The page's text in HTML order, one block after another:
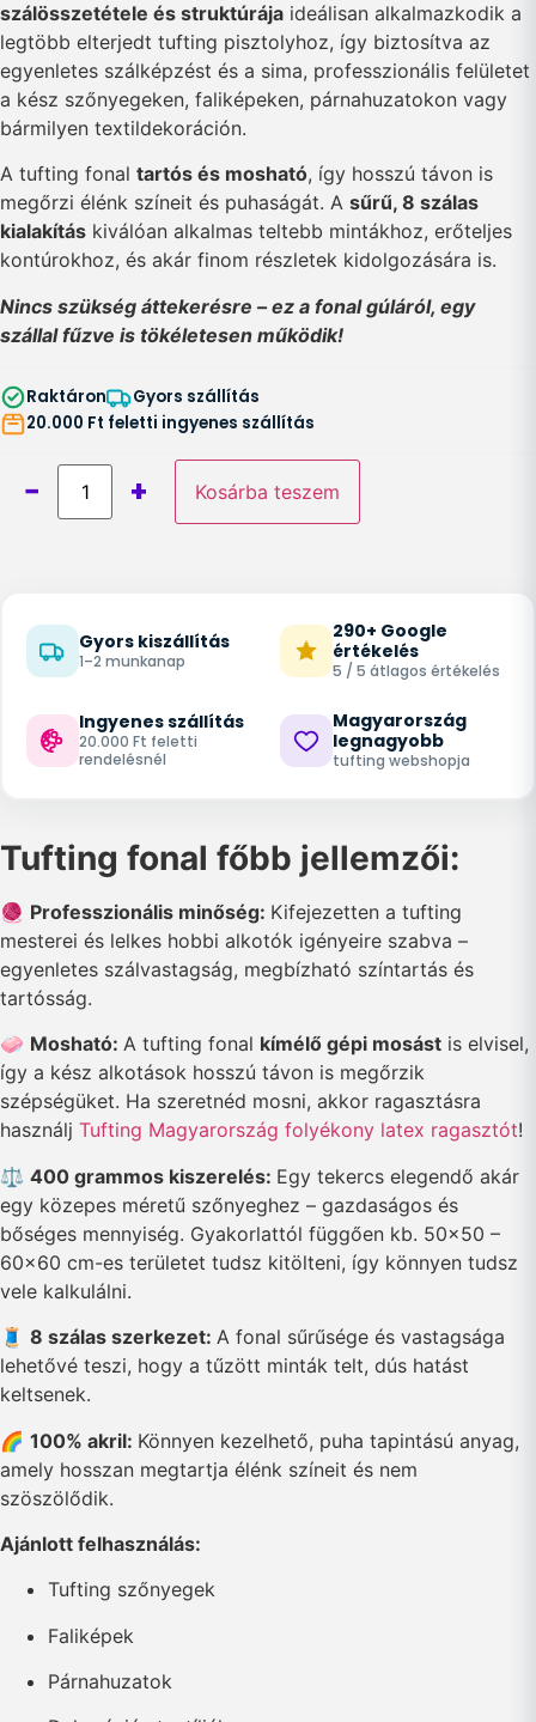
szálösszetétele és struktúrája ideálisan alkalmazkodik a
legtöbb elterjedt tufting pisztolyhoz, így biztosítva az
egyenletes szálképzést és a sima, professzionális felületet
a kész szőnyegeken, faliképeken, párnahuzatokon vagy
bármilyen textildekoráción.
A tufting fonal tartós és mosható, így hosszú távon is
megőrzi élénk színeit és puhaságát. A sűrű, 8 szálas
kialakítás kiválóan alkalmas teltebb mintákhoz, erőteljes
kontúrokhoz, és akár finom részletek kidolgozására is.
Nincs szükség áttekerésre – ez a fonal gúláról, egy
szállal fűzve is tökéletesen működik!
Raktáron
Gyors szállítás
20.000 Ft feletti ingyenes szállítás
− + Kosárba teszem
Gyors kiszállítás
1–2 munkanap
290+ Google
értékelés
5 / 5 átlagos értékelés
Ingyenes szállítás
20.000 Ft feletti
rendelésnél
Magyarország
legnagyobb
tufting webshopja
Tufting fonal főbb jellemzői:
🧶 Professzionális minőség: Kifejezetten a tufting
mesterei és lelkes hobbi alkotók igényeire szabva –
egyenletes szálvastagság, megbízható színtartás és
tartósság.
🧼 Mosható: A tufting fonal kímélő gépi mosást is elvisel,
így a kész alkotások hosszú távon is megőrzik
szépségüket. Ha szeretnéd mosni, akkor ragasztásra
használj Tufting Magyarország folyékony latex ragasztót!
⚖️ 400 grammos kiszerelés: Egy tekercs elegendő akár
egy közepes méretű szőnyeghez – gazdaságos és
bőséges mennyiség. Gyakorlattól függően kb. 50×50 –
60×60 cm-es területet tudsz kitölteni, így könnyen tudsz
vele kalkulálni.
🧵 8 szálas szerkezet: A fonal sűrűsége és vastagsága
lehetővé teszi, hogy a tűzött minták telt, dús hatást
keltsenek.
🌈 100% akril: Könnyen kezelhető, puha tapintású anyag,
amely hosszan megtartja élénk színeit és nem
szöszölődik.
Ajánlott felhasználás:
Tufting szőnyegek
Faliképek
Párnahuzatok